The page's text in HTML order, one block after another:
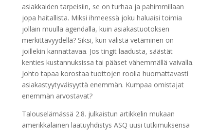
asiakkaiden tarpeisiin, se on turhaa ja pahimmillaan
jopa haitallista. Miksi ihmeessä joku haluaisi toimia
jollain muulla agendalla, kuin asiakastuotoksen
merkittävyydellä? Siksi, kun välistä vetäminen on
joillekin kannattavaa. Jos tingit laadusta, säästät
kenties kustannuksissa tai pääset vähemmällä vaivalla.
Johto tapaa korostaa tuottojen roolia huomattavasti
asiakastyytyväisyyttä enemmän. Kumpaa omistajat
enemmän arvostavat?
Talouselämässä 2.8. julkaistun artikkelin mukaan
amerikkalainen laatuyhdistys ASQ uusi tutkimuksensa